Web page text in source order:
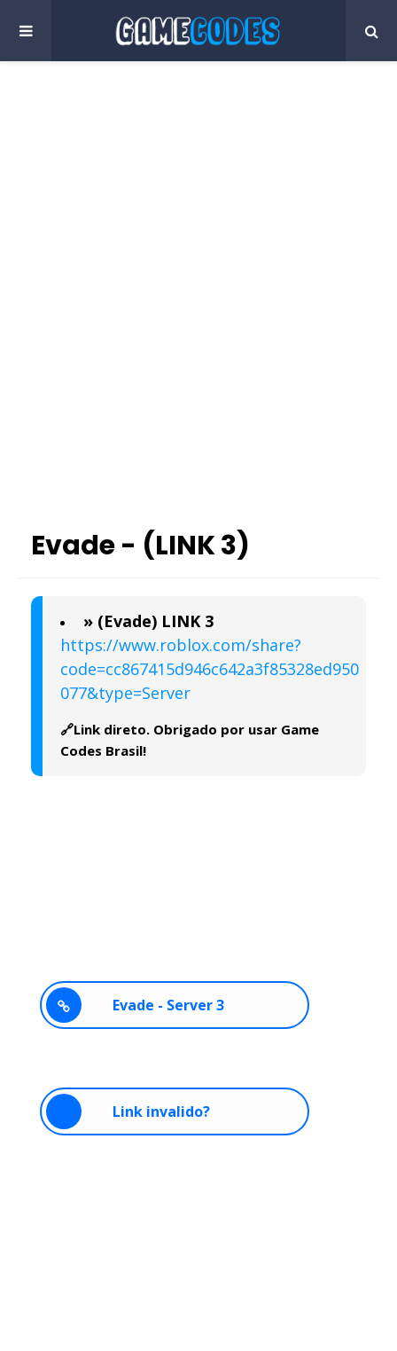
Evade - (LINK 3)
» (Evade) LINK 3
https://www.roblox.com/share?
code=cc867415d946c642a3f85328ed950
077&type=Server
🔗Link direto. Obrigado por usar Game
Codes Brasil!
Evade - Server 3
Link invalido?